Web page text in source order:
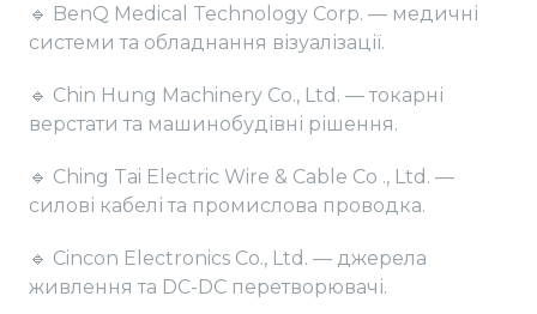
🔹 BenQ Medical Technology Corp. — медичні
системи та обладнання візуалізації.
🔹 Chin Hung Machinery Co., Ltd. — токарні
верстати та машинобудівні рішення.
🔹 Ching Tai Electric Wire & Cable Co ., Ltd. —
силові кабелі та промислова проводка.
🔹 Cincon Electronics Co., Ltd. — джерела
живлення та DC-DC перетворювачі.